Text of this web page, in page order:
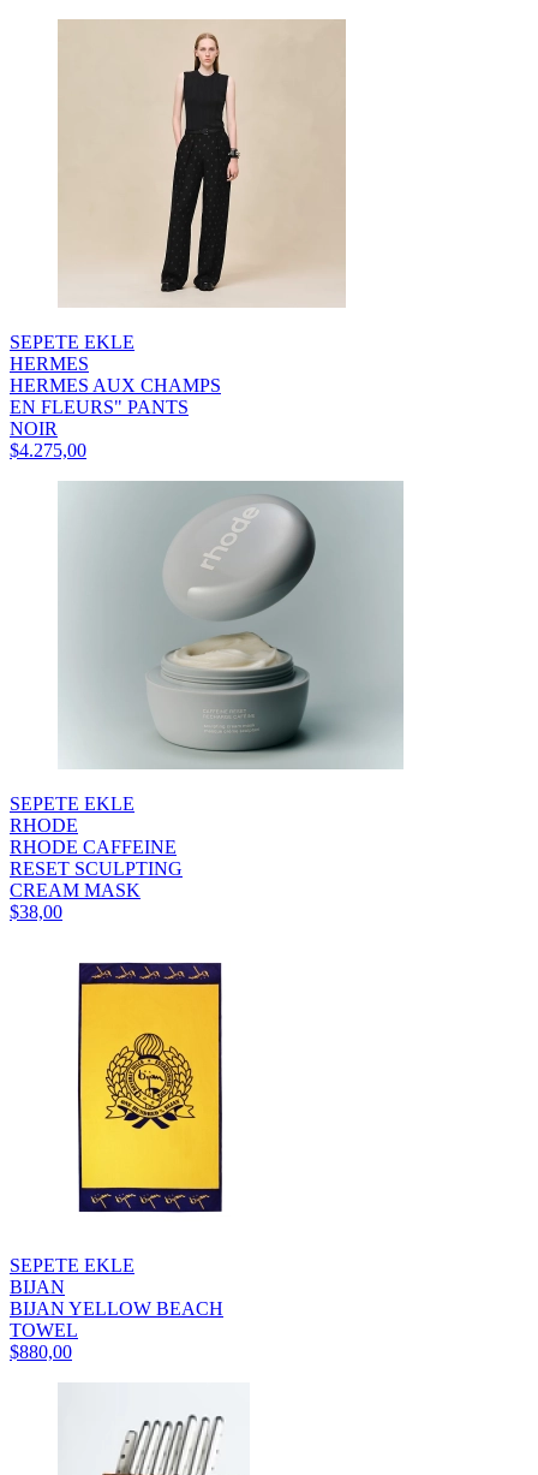
SEPETE EKLE
HERMES
HERMES AUX CHAMPS
EN FLEURS" PANTS
NOIR
$4.275,00
SEPETE EKLE
RHODE
RHODE CAFFEINE
RESET SCULPTING
CREAM MASK
$38,00
SEPETE EKLE
BIJAN
BIJAN YELLOW BEACH
TOWEL
$880,00